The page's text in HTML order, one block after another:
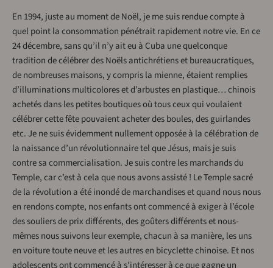
En 1994, juste au moment de Noël, je me suis rendue compte à
quel point la consommation pénétrait rapidement notre vie. En ce
24 décembre, sans qu’il n’y ait eu à Cuba une quelconque
tradition de célébrer des Noëls antichrétiens et bureaucratiques,
de nombreuses maisons, y compris la mienne, étaient remplies
d’illuminations multicolores et d’arbustes en plastique… chinois
achetés dans les petites boutiques où tous ceux qui voulaient
célébrer cette fête pouvaient acheter des boules, des guirlandes
etc. Je ne suis évidemment nullement opposée à la célébration de
la naissance d’un révolutionnaire tel que Jésus, mais je suis
contre sa commercialisation. Je suis contre les marchands du
Temple, car c’est à cela que nous avons assisté ! Le Temple sacré
de la révolution a été inondé de marchandises et quand nous nous
en rendons compte, nos enfants ont commencé à exiger à l’école
des souliers de prix différents, des goûters différents et nous-
mêmes nous suivons leur exemple, chacun à sa manière, les uns
en voiture toute neuve et les autres en bicyclette chinoise. Et nos
adolescents ont commencé à s’intéresser à ce que gagne un